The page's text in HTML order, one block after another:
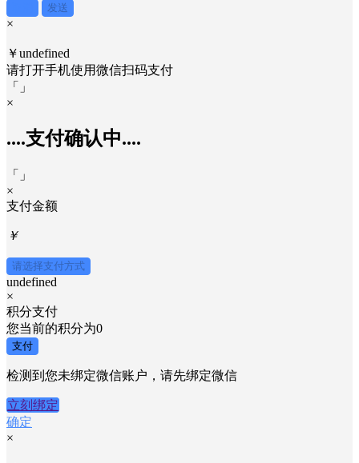
发送
×
￥undefined
请打开手机使用微信扫码支付
「
」
×
....支付确认中....
「
」
×
支付金额
￥
请选择支付方式
undefined
×
积分支付
您当前的积分为0
支付
检测到您未绑定微信账户，请先绑定微信
立刻绑定
确定
×